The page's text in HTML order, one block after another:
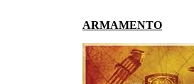
ARMAMENTO